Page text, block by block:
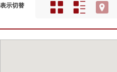
表示切替